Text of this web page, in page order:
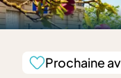
Prochaine